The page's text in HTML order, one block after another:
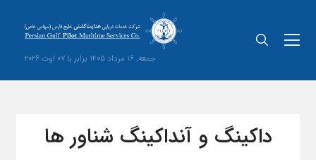
جمعه, 16 مرداد 1405 برابر با 07 اوت 2026
داکینگ و آنداکینگ شناور ها